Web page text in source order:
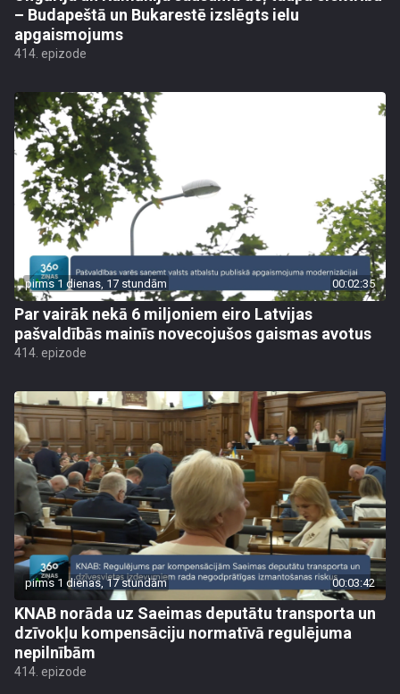
– Budapeštā un Bukarestē izslēgts ielu
apgaismojums
414. epizode
pirms 1 dienas, 17 stundām 00:02:35
Par vairāk nekā 6 miljoniem eiro Latvijas
pašvaldībās mainīs novecojušos gaismas avotus
414. epizode
pirms 1 dienas, 17 stundām 00:03:42
KNAB norāda uz Saeimas deputātu transporta un
dzīvokļu kompensāciju normatīvā regulējuma
nepilnībām
414. epizode